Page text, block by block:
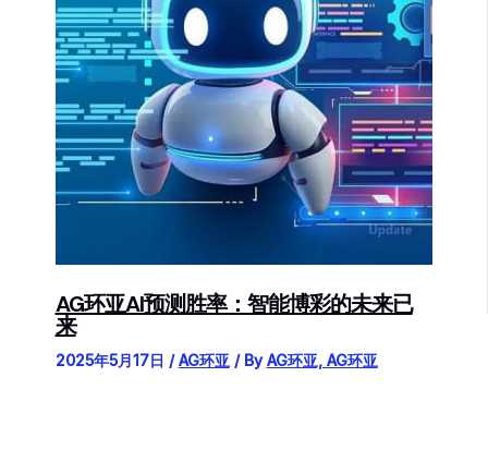
AG环亚AI预测胜率：智能博彩的未来已
来
2025年5月17日 /AG环亚 / ByAG环亚, AG环亚